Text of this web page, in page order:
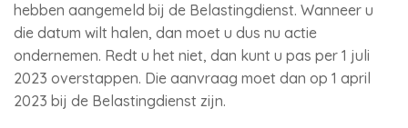
hebben aangemeld bij de Belastingdienst. Wanneer u
die datum wilt halen, dan moet u dus nu actie
ondernemen. Redt u het niet, dan kunt u pas per 1 juli
2023 overstappen. Die aanvraag moet dan op 1 april
2023 bij de Belastingdienst zijn.